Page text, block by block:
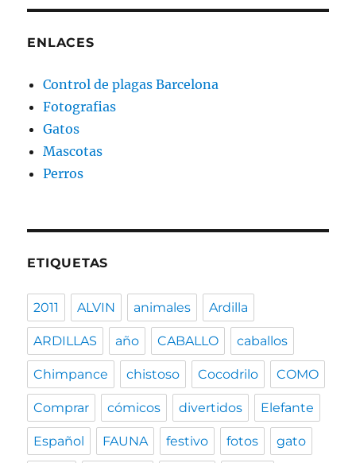
ENLACES
Control de plagas Barcelona
Fotografias
Gatos
Mascotas
Perros
ETIQUETAS
2011 ALVIN animales Ardilla
ARDILLAS año CABALLO caballos
Chimpance chistoso Cocodrilo COMO
Comprar cómicos divertidos Elefante
Español FAUNA festivo fotos gato